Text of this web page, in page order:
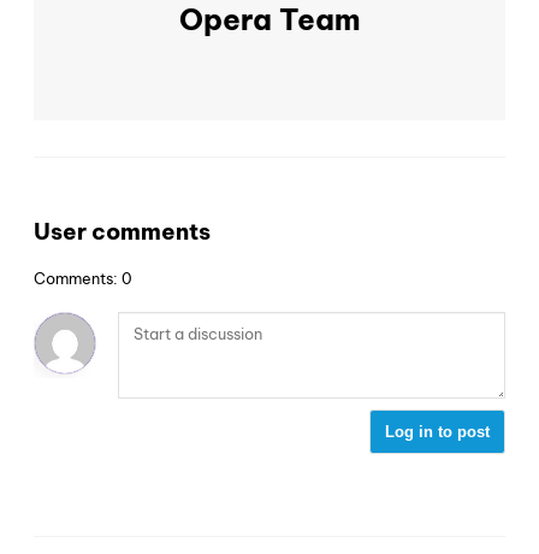
Opera Team
User comments
Comments: 0
Log in to post